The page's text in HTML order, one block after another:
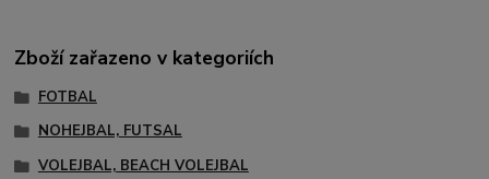
Zboží zařazeno v kategoriích
FOTBAL
NOHEJBAL, FUTSAL
VOLEJBAL, BEACH VOLEJBAL